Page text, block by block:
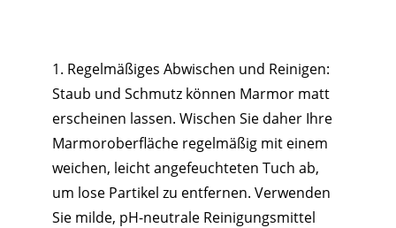
1. Regelmäßiges Abwischen und Reinigen:
Staub und Schmutz können Marmor matt
erscheinen lassen. Wischen Sie daher Ihre
Marmoroberfläche regelmäßig mit einem
weichen, leicht angefeuchteten Tuch ab,
um lose Partikel zu entfernen. Verwenden
Sie milde, pH-neutrale Reinigungsmittel